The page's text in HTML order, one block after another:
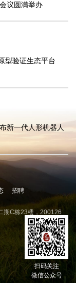
议圆满举办
型验证生态平台
新一代人形机器人
招聘
期C栋23楼，200126
扫码关注
微信公众号